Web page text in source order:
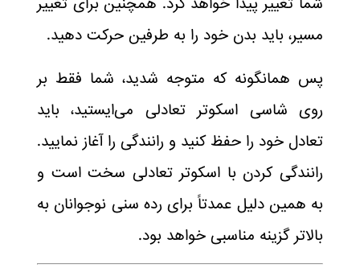
مسیر، باید بدن خود را به طرفین حرکت دهید.
پس همانگونه که متوجه شدید، شما فقط بر
روی شاسی اسکوتر تعادلی می‌ایستید، باید
تعادل خود را حفظ کنید و رانندگی را آغاز نمایید.
رانندگی کردن با اسکوتر تعادلی سخت است و
به همین دلیل عمدتاً برای رده سنی نوجوانان به
بالاتر گزینه مناسبی خواهد بود.